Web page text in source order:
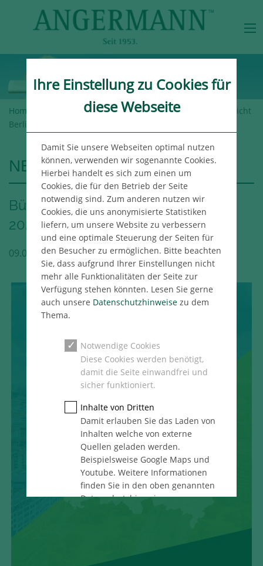
Home Angermann-Gruppe >Newsroom> Büromarktbericht
Berlin 1. Quartal 2025
NEWSROOM
Büromarktbericht Berlin 1. Quartal
2025
09.04.2025 Berlin Publikation
Ihre Einstellung zu Cookies für
diese Webseite
Damit Sie unsere Webseiten optimal nutzen
können, verwenden wir sogenannte Cookies.
Hierbei handelt es sich zum einen um
Cookies, die für den Betrieb der Seite
notwendig sind. Zum anderen nutzen wir
Cookies, die uns anonymisierte Statistiken
liefern, um unsere Website zu verbessern
und eine optimale Steuerung der Seiten für
den Besucher zu ermöglichen. Bitte beachten
Sie, dass aufgrund Ihrer Einstellungen nicht
mehr alle Funktionalitäten der Seite zur
Verfügung stehen könnten. Lesen Sie gerne
auch unsere Datenschutzhinweisezu dem
Thema.
Notwendige Cookies
Diese Cookies werden benötigt,
damit die Seite einwandfrei und
sicher funktioniert.
Inhalte von Dritten
Damit erlauben Sie das Laden von
Inhalten welche von externe
Quellen geladen werden.
Beispielsweise Google Maps und
Youtube. Weitere Informationen
finden Sie in den oben genannten
Datenschutzhinweise.
die Anzahl der Besucher auf den